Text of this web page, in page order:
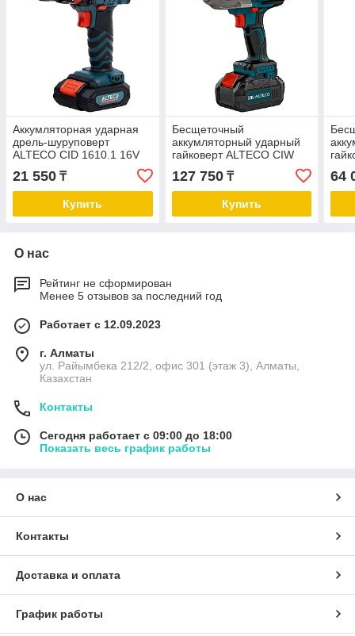
Аккумляторная ударная
дрель-шуруповерт
ALTECO CID 1610.1 16V
21 550 ₸
Купить
Бесщеточный
аккумляторный ударный
гайковерт ALTECO CIW
20-1000 LI BL
127 750₸
Купить
64
О нас
Рейтинг не сформирован
Менее 5 отзывов за последний год
Работает с 12.09.2023
г. Алматы
ул. Райымбека 212/2, офис 301 (этаж 3), Алматы,
Казахстан
Контакты
Сегодня работает с 09:00 до 18:00
Показать весь график работы
О нас
Контакты
Доставка и оплата
График работы